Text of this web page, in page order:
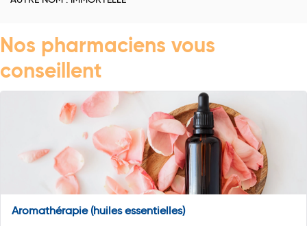
Nos pharmaciens vous
conseillent
Aromathérapie (huiles essentielles)